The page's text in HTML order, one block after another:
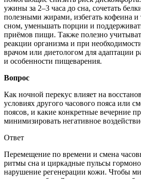
ужины за 2–3 часа до сна, сочетать
полезными жирами, избегать кофеина
сном, уменьшать порции и
приёмов пищи. Также полезно
реакции организма и при
врачом или диетологом для адаптации
и особенности пищеварения.
Вопрос
Как ночной перекус влияет на
условиях другого часового пояса или
поясов, и какие конкретные вечерние
минимизировать негативное
Ответ
Перемещение по времени и смена
ритмы сна и циркадные пульсы
нарушение регенерации кожи. Чтобы